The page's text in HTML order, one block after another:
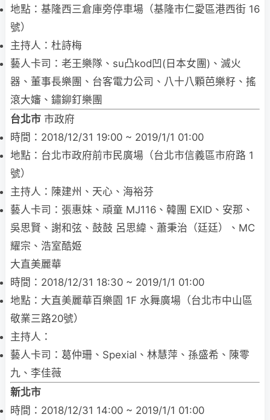
地點：基隆西三倉庫旁停車場（基隆市仁愛區港西街 16
號）
主持人：杜詩梅
藝人卡司：老王樂隊、su凸kod凹(日本女團)、滅火
器、董事長樂團、台客電力公司、八十八顆芭樂籽、搖
滾大嬸、鏽鉚釘樂團
台北市 市政府
時間：2018/12/31 19:00 ~ 2019/1/1 01:00
地點：台北市政府前市民廣場（台北市信義區市府路 1
號）
主持人：陳建州、天心、海裕芬
藝人卡司：張惠妹、頑童 MJ116、韓團 EXID、安那、
吳思賢、謝和弦、鼓鼓 呂思緯、蕭秉治（廷廷）、MC
耀宗、浩室酷姬
大直美麗華
時間：2018/12/31 18:30 ~ 2019/1/1 01:00
地點：大直美麗華百樂園 1F 水舞廣場（台北市中山區
敬業三路20號）
主持人：
藝人卡司：葛仲珊、Spexial、林慧萍、孫盛希、陳零
九、李佳薇
新北市
時間：2018/12/31 14:00 ~ 2019/1/1 01:00